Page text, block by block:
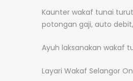
Kaunter wakaf tunai
potongan gaji, auto
Ayuh laksanakan wakaf
Layari Wakaf Selangor